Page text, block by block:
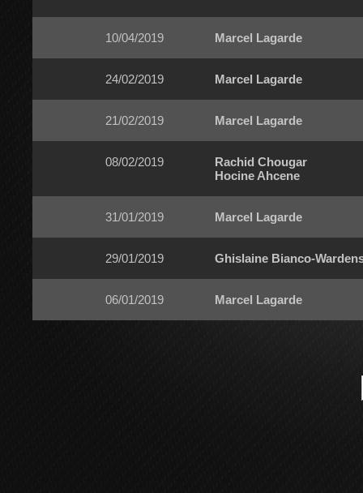
10/04/2019 Marcel Lagarde
24/02/2019 Marcel Lagarde
21/02/2019 Marcel Lagarde
08/02/2019
Rachid Chougar
Hocine Ahcene
31/01/2019 Marcel Lagarde
29/01/2019 Ghislaine Bianco-
06/01/2019 Marcel Lagarde